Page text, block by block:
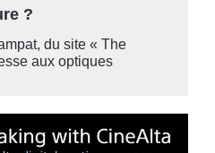
?
du site « The
aux optiques